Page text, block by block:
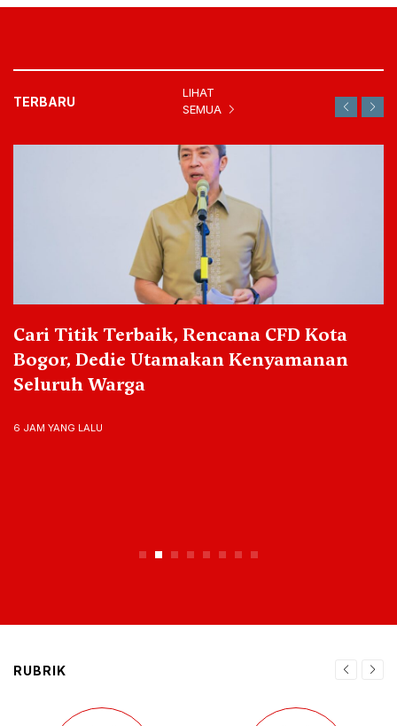
TERBARU
LIHAT
SEMUA
Cari Titik Terbaik, Rencana CFD Kota
Bogor, Dedie Utamakan Kenyamanan
Seluruh Warga
6 JAM YANG LALU
RUBRIK